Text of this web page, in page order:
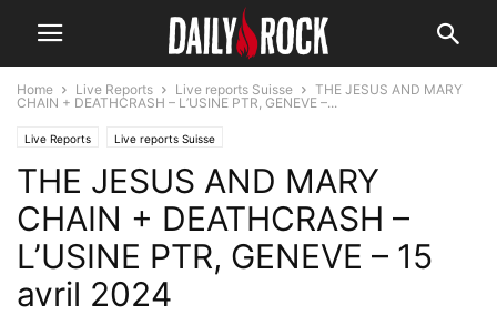
Home Live Reports Live reports Suisse
THE JESUS AND MARY
CHAIN + DEATHCRASH – L’USINE PTR, GENEVE –...
Live Reports Live reports Suisse
THE JESUS AND MARY
CHAIN + DEATHCRASH –
L’USINE PTR, GENEVE – 15
avril 2024